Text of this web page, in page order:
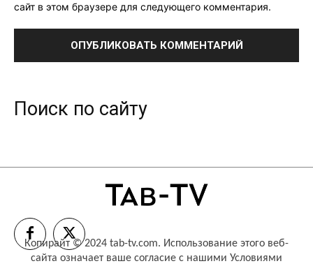
сайт в этом браузере для следующего комментария.
Поиск по сайту
Копирайт © 2024 tab-tv.com. Использование этого веб-
сайта означает ваше согласие с нашими Условиями